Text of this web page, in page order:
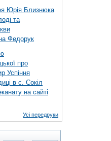
Юрія Близнюка
та
Федорук
про
Успіння
в с. Сокіл
на сайті
Усі передруки